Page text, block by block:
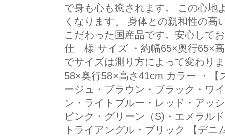
で身も心も癒されます。 この心地
くなります。 身体との親和性の高
こだわった国産品です。安心し
仕 様 サイズ ・約幅65×奥行65×
でサイズは測り方によって変わり
58×奥行58×高さ41cm カラー ・【
ージュ・ブラウン・ブラック・ワ
ン・ライトブルー・レッド・アッ
ピンク・グリーン（S)・エメラル
トライアングル・ブリック 【デ